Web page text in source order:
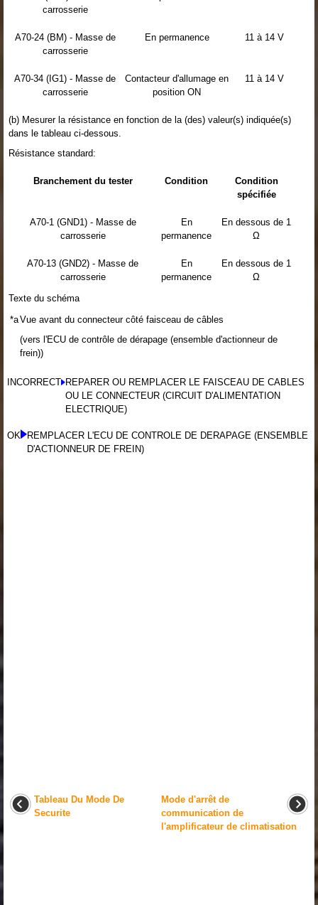
carrosserie
A70-24 (BM) - Masse de
carrosserie
En permanence 11 à 14 V
A70-34 (IG1) - Masse de
carrosserie
Contacteur d'allumage en
position ON
11 à 14 V
(b) Mesurer la résistance en fonction de la (des) valeur(s) indiquée(s)
dans le tableau ci-dessous.
Résistance standard:
Branchement du tester Condition
Condition
spécifiée
A70-1 (GND1) - Masse de
carrosserie
En
permanence
En dessous de 1
Ω
A70-13 (GND2) - Masse de
carrosserie
En
permanence
En dessous de 1
Ω
Texte du schéma
*aVue avant du connecteur côté faisceau de câbles
(vers l'ECU de contrôle de dérapage (ensemble d'actionneur de
frein))
INCORRECT REPARER OU REMPLACER LE FAISCEAU DE CABLES
OU LE CONNECTEUR (CIRCUIT D'ALIMENTATION
ELECTRIQUE)
OK
REMPLACER L'ECU DE CONTROLE DE DERAPAGE (ENSEMBLE
D'ACTIONNEUR DE FREIN)
Tableau Du Mode De
Securite
Mode d'arrêt de
communication de
l'amplificateur de climatisation